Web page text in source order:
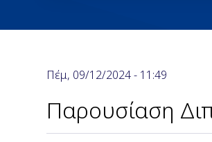
Πέμ, 09/12/2024 - 11:49
Παρουσίαση